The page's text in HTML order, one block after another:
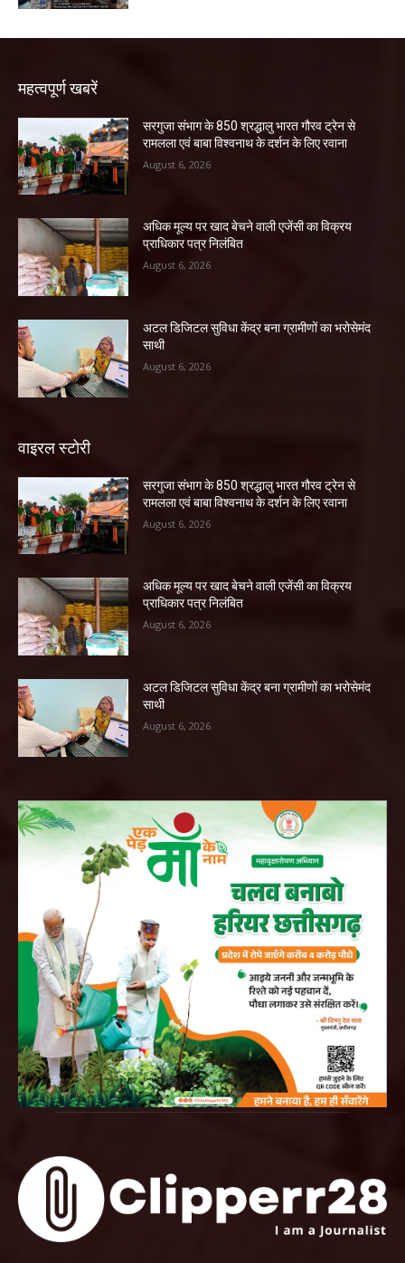
महत्वपूर्ण खबरें
सरगुजा संभाग के 850 श्रद्धालु भारत गौरव ट्रेन से
रामलला एवं बाबा विश्वनाथ के दर्शन के लिए रवाना
August 6, 2026
अधिक मूल्य पर खाद बेचने वाली एजेंसी का विक्रय
प्राधिकार पत्र निलंबित
August 6, 2026
अटल डिजिटल सुविधा केंद्र बना ग्रामीणों का भरोसेमंद
साथी
August 6, 2026
वाइरल स्टोरी
सरगुजा संभाग के 850 श्रद्धालु भारत गौरव ट्रेन से
रामलला एवं बाबा विश्वनाथ के दर्शन के लिए रवाना
August 6, 2026
अधिक मूल्य पर खाद बेचने वाली एजेंसी का विक्रय
प्राधिकार पत्र निलंबित
August 6, 2026
अटल डिजिटल सुविधा केंद्र बना ग्रामीणों का भरोसेमंद
साथी
August 6, 2026